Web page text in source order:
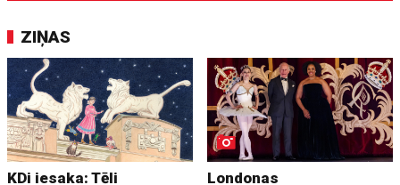
ZIŅAS
KDi iesaka: Tēli
Londonas